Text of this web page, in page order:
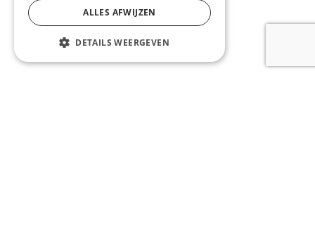
ALLES AFWIJZEN
DETAILS WEERGEVEN